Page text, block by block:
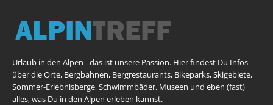
Urlaub in den Alpen - das ist unsere Passion. Hier findest Du Infos
über die Orte, Bergbahnen, Bergrestaurants, Bikeparks, Skigebiete,
Sommer-Erlebnisberge, Schwimmbäder, Museen und eben (fast)
alles, was Du in den Alpen erleben kannst.